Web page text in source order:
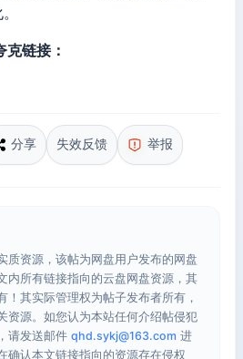
链接：
分享 失效反馈 举报
质资源，该帖为网盘用户发布的网盘
内所有链接指向的云盘网盘资源，其
！其实际管理权为帖子发布者所有，
资源。如您认为本站任何介绍帖侵犯
请发送邮件 qhd.sykj@163.com 进
确认本文链接指向的资源存在侵权